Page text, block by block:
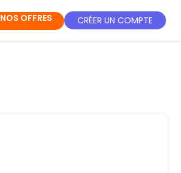
NOS OFFRES CRÉER UN COMPTE